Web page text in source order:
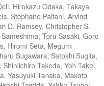
Hirokazu Odaka, Takaya
Stephane Paltani, Arvind
D. Ramsey, Christopher S.
Toru Sasaki, Goro
Hiromi Seta, Megumi
Sugawara, Satoshi Sugita,
Takeda, Yoh Takei,
Yasuyuki Tanaka, Makoto